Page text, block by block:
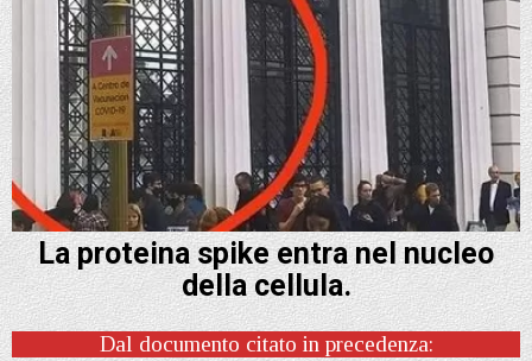
La proteina spike entra nel nucleo
della cellula.
Dal documento citato in precedenza: